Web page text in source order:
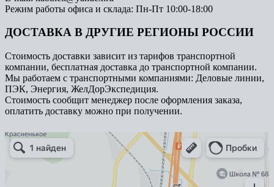
Режим работы офиса и склада: Пн-Пт 10:00-18:00
ДОСТАВКА В ДРУГИЕ РЕГИОНЫ РОССИИ
Стоимость доставки зависит из тарифов транспортной
компании, бесплатная доставка до транспортной компании.
Мы работаем с транспортными компаниями: Деловые линии,
ПЭК, Энергия, ЖелДорЭкспедиция.
Стоимость сообщит менеджер после оформления заказа,
оплатить доставку можно при получении.
Арметкон
Металлическая мебель в Санкт‑Петербурге
Торговое оборудование в Санкт‑Петербурге